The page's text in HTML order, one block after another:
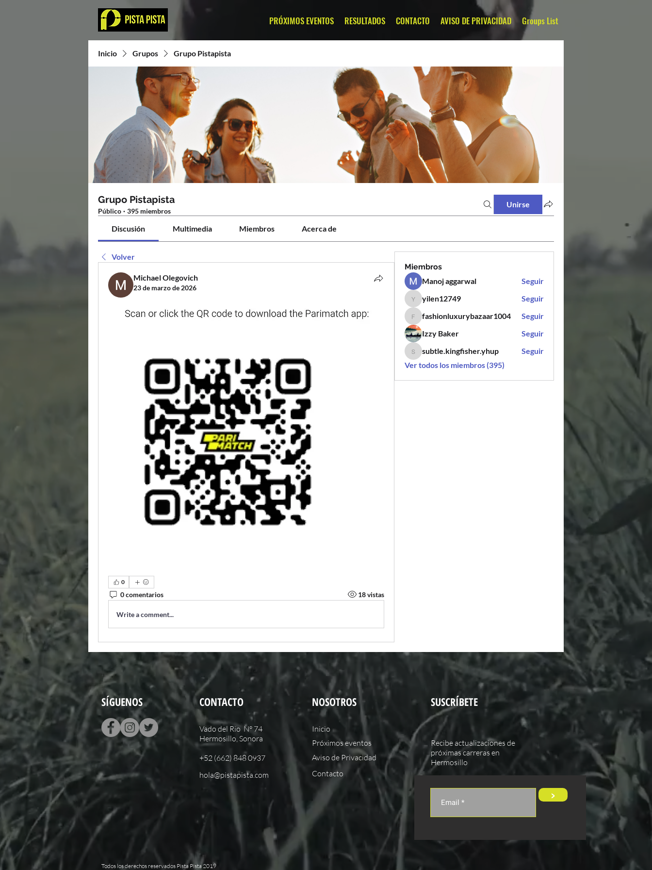
PRÓXIMOS EVENTOS RESULTADOS CONTACTO AVISO DE PRIVACIDAD Groups List
Inicio Grupos Grupo Pistapista
Grupo Pistapista
Público · 395 miembros
Unirse
Discusión Multimedia Miembros Acerca de
Volver
Michael Olegovich
23 de marzo de 2026
0
0 comentarios 18 vistas
Write a comment...
Miembros
Manoj aggarwal
Seguir
yilen12749
yilen12749 Seguir
fashionluxurybazaar1004
fashionluxurybazaar1004
Seguir
Izzy Baker
Seguir
subtle.kingfisher.yhup
subtle.kingfisher.yhup
Seguir
Ver todos los miembros (395)
SÍGUENOS CONTACTO
Vado del Rio N° 74
Hermosillo, Sonora
+52 (662) 848 0937
hola@pistapista.com
NOSOTROS
Inicio
Próximos eventos
Aviso de Privacidad
Contacto
SUSCRÍBETE
Recibe actualizaciones de
próximas carreras en
Hermosillo
>
Todos los derechos reservados Pista Pista 2019